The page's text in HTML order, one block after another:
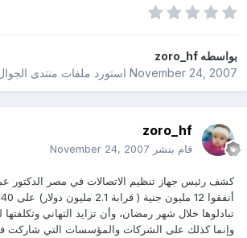
بواسطهzoro_hf
November 24, 2007استورد ملفات منتدى الجوال
zoro_hf
قام بنشر November 24, 2007
كشف رئيس جهاز تنظيم الاتصالات في مصر الدكتور
تبادلوها خلال شهر رمضان، وأن تزايد التهاني وتكلفتها
وإنما كذلك على الشركات والمؤسسات التي شاركت